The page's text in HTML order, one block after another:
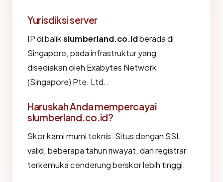
Yurisdiksi server
IP di balikslumberland.co.idberada di
Singapore, pada infrastruktur yang
disediakan oleh Exabytes Network
(Singapore) Pte. Ltd..
Haruskah Anda mempercayai
slumberland.co.id?
Skor kami murni teknis. Situs dengan SSL
valid, beberapa tahun riwayat, dan registrar
terkemuka cenderung berskor lebih tinggi.